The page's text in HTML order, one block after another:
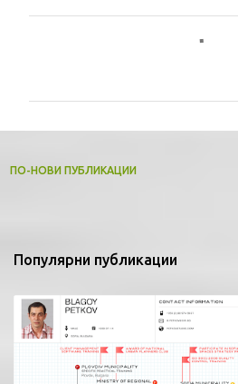
т
ПО-НОВИ ПУБЛИКАЦИИ
Популярни публикации